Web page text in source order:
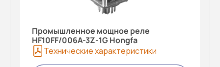
Промышленное мощное реле
HF10FF/006A-3Z-1G Hongfa
Технические характеристики